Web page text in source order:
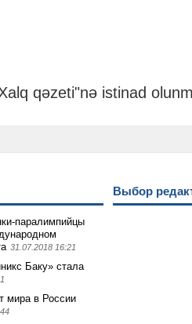
qəzeti"nə istinad
паралимпийцы
31.07.2018 16:21
Баку» стала
мира в России
Выбор